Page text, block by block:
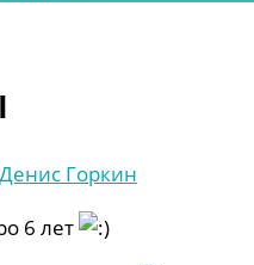
Денис Горкин
6 лет